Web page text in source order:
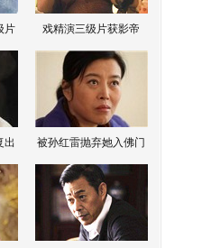
片 戏精演三级片获影帝
出 被孙红雷抛弃她入佛门